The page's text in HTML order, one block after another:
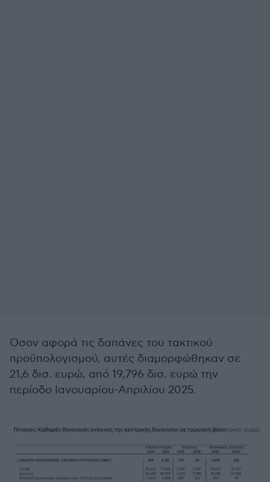
Όσον αφορά τις δαπάνες του τακτικού
προϋπολογισμού, αυτές διαμορφώθηκαν σε
21,6 δισ. ευρώ, από 19,796 δισ. ευρώ την
περίοδο Ιανουαρίου-Απριλίου 2025.